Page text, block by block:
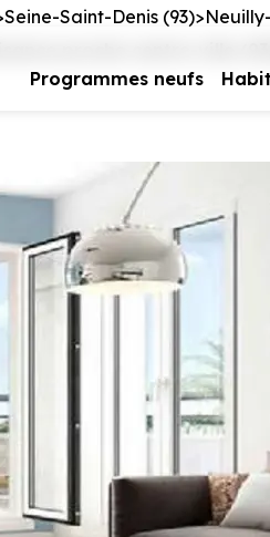
Programmes neufs
Seine-Saint-Denis (93)
proche centre-ville